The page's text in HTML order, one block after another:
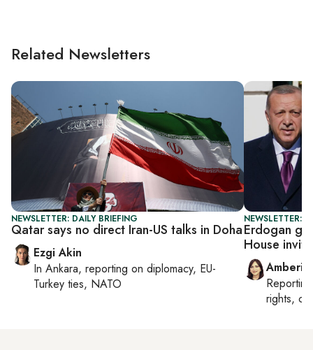
Related Newsletters
NEWSLETTER: DAILY BRIEFING
Qatar says no direct Iran-US talks in Doha
Ezgi Akin
In Ankara, reporting on diplomacy, EU-
Turkey ties, NATO
NEWSLETTER:
Erdogan
House invite
Amberin
rights,